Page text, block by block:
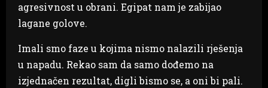
agresivnost u obrani. Egipat nam je zabijao
lagane golove.
Imali smo faze u kojima nismo nalazili rješenja
u napadu. Rekao sam da samo dođemo na
izjednačen rezultat, digli bismo se, a oni bi pali.